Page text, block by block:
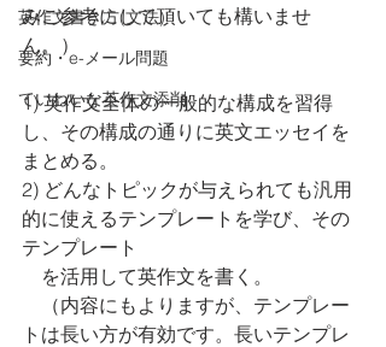
英作文書き方(文法)
要約・e-メール問題
ていねいな英作文添削
みご参考にして頂いても構いませ
ん。）
1) 英作文全体の一般的な構成を習得
し、その構成の通りに英文エッセイを
まとめる。
2) どんなトピックが与えられても汎用
的に使えるテンプレートを学び、その
テンプレート
を活用して英作文を書く。
（内容にもよりますが、テンプレー
トは長い方が有効です。長いテンプレ